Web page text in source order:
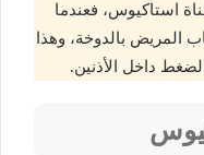
استاكيوس، فعندما
المريض بالدوخة، وهذا
داخل الأذنين.